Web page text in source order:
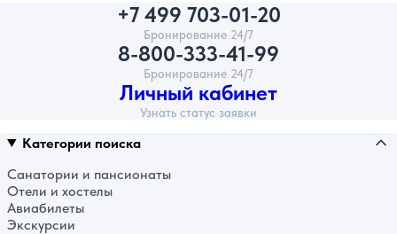
+7 499 703-01-20
Бронирование 24/7
8-800-333-41-99
Бронирование 24/7
Личный кабинет
Узнать статус заявки
Категории поиска
Санатории и пансионаты
Отели и хостелы
Авиабилеты
Экскурсии